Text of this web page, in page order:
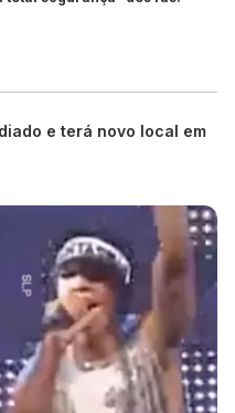
e terá novo local em